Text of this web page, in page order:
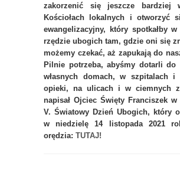
zakorzenić się jeszcze bardziej
Kościołach lokalnych i otworzyć
ewangelizacyjny, który spotkałby
rzędzie ubogich tam, gdzie oni się
możemy czekać, aż zapukają do
Pilnie potrzeba, abyśmy dotarli
własnych domach, w szpitalach i
opieki, na ulicach i w ciemnych
napisał Ojciec Święty Franciszek
V. Światowy Dzień Ubogich, który
w niedzielę 14 listopada 2021
orędzia: TUTAJ!